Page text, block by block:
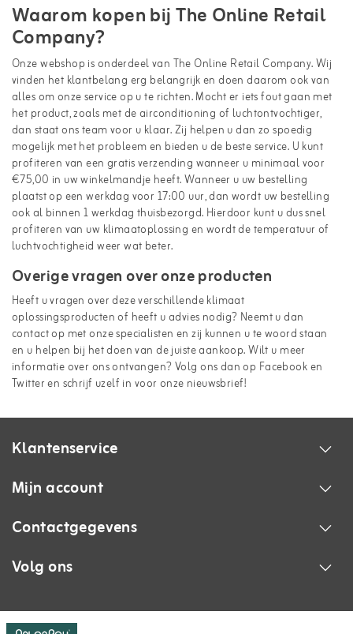
Waarom kopen bij The Online Retail
Company?
Onze webshop is onderdeel van The Online Retail Company. Wij
vinden het klantbelang erg belangrijk en doen daarom ook van
alles om onze service op u te richten. Mocht er iets fout gaan met
het product, zoals met de airconditioning of luchtontvochtiger,
dan staat ons team voor u klaar. Zij helpen u dan zo spoedig
mogelijk met het probleem en bieden u de beste service. U kunt
profiteren van een gratis verzending wanneer u minimaal voor
€75,00 in uw winkelmandje heeft. Wanneer u uw bestelling
plaatst op een werkdag voor 17:00 uur, dan wordt uw bestelling
ook al binnen 1 werkdag thuisbezorgd. Hierdoor kunt u dus snel
profiteren van uw klimaatoplossing en wordt de temperatuur of
luchtvochtigheid weer wat beter.
Overige vragen over onze producten
Heeft u vragen over deze verschillende klimaat
oplossingsproducten of heeft u advies nodig? Neemt u dan
contact op met onze specialisten en zij kunnen u te woord staan
en u helpen bij het doen van de juiste aankoop. Wilt u meer
informatie over ons ontvangen? Volg ons dan op Facebook en
Twitter en schrijf uzelf in voor onze nieuwsbrief!
Klantenservice
Mijn account
Contactgegevens
Volg ons